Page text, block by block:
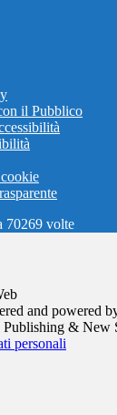
il Pubblico
70269 volte
and powered
& New
personali